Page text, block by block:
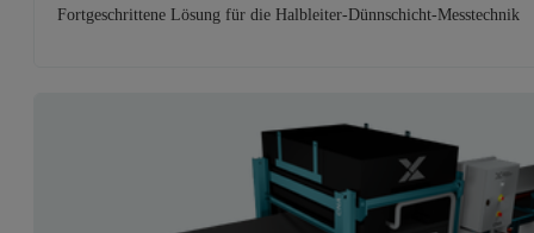
Fortgeschrittene Lösung für die Halbleiter-Dünnschicht-Messtechnik